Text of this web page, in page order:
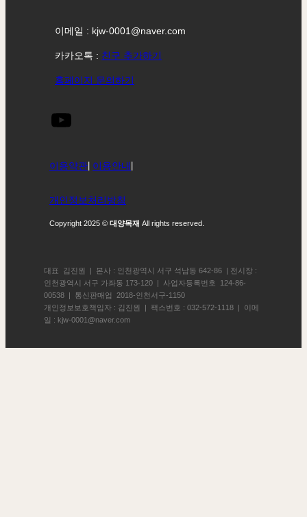
이메일 : kjw-0001@naver.com
카카오톡 : 친구 추가하기
홈페이지 문의하기
이용약관| 이용안내 |
개인정보처리방침
Copyright 2025 © 대양목재 All rights reserved.
대표 김진원 | 본사 : 인천광역시 서구 석남동 642-86 | 전시장 :
인천광역시 서구 가좌동 173-120 | 사업자등록번호 124-86-
00538 | 통신판매업 2018-인천서구-1150
개인정보보호책임자 : 김진원 | 팩스번호 : 032-572-1118 | 이메
일 : kjw-0001@naver.com